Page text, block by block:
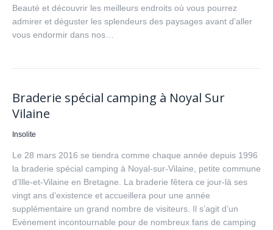
Beauté et découvrir les meilleurs endroits où vous pourrez
admirer et déguster les splendeurs des paysages avant d’aller
vous endormir dans nos…
Braderie spécial camping à Noyal Sur
Vilaine
Insolite
Le 28 mars 2016 se tiendra comme chaque année depuis 1996
la braderie spécial camping à Noyal-sur-Vilaine, petite commune
d’Ille-et-Vilaine en Bretagne. La braderie fêtera ce jour-là ses
vingt ans d’existence et accueillera pour une année
supplémentaire un grand nombre de visiteurs. Il s’agit d’un
Evènement incontournable pour de nombreux fans de camping